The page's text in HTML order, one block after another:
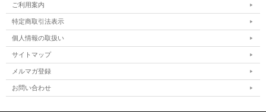
ご利用案内
特定商取引法表示
個人情報の取扱い
サイトマップ
メルマガ登録
お問い合わせ